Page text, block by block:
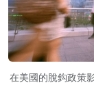
在美國的脫鈎政策